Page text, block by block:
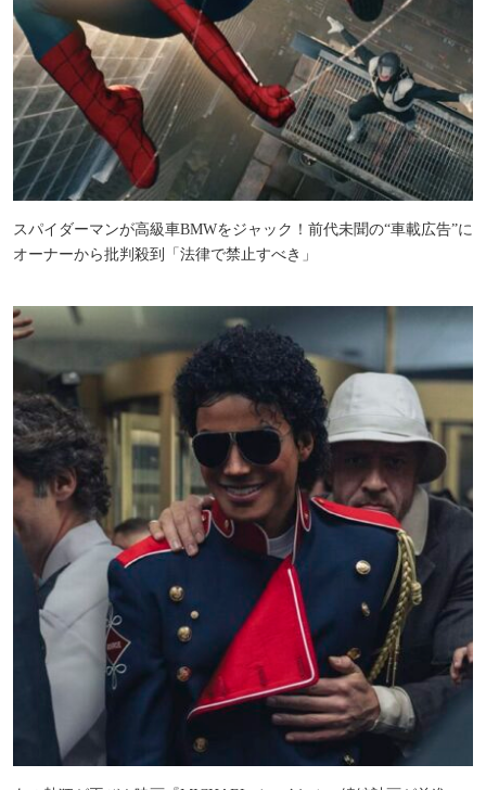
スパイダーマンが高級車BMWをジャック！前代未聞の“車載広告”に
オーナーから批判殺到「法律で禁止すべき」